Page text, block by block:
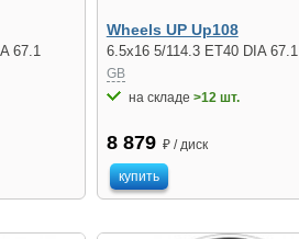
67.1
Wheels UP Up108
6.5x16 5/114.3 ET40 DIA 67.1
GB
на складе >12 шт.
8 879 ₽ / диск
купить